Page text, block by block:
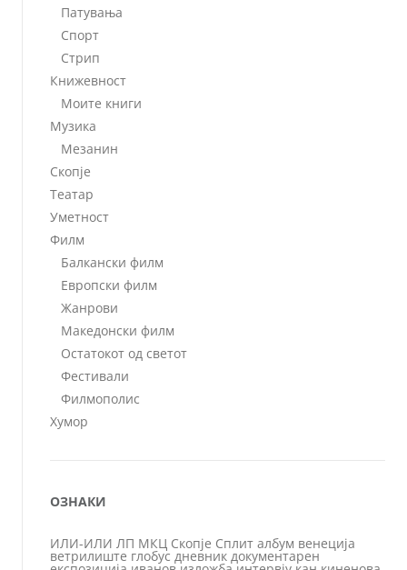
Патувања
Спорт
Стрип
Книжевност
Моите книги
Музика
Мезанин
Скопје
Театар
Уметност
Филм
Балкански филм
Европски филм
Жанрови
Македонски филм
Остатокот од светот
Фестивали
Филмополис
Хумор
ОЗНАКИ
ИЛИ-ИЛИ ЛП МКЦ Скопје Сплит албум венеција
ветрилиште глобус дневник документарен